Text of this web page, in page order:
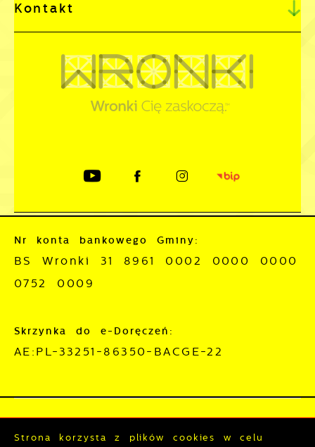
Kontakt
Nr konta bankowego Gminy:
BS Wronki 31 8961 0002 0000 0000
0752 0009
Skrzynka do e-Doręczeń:
AE:PL-33251-86350-BACGE-22
Strona korzysta z plików cookies w celu